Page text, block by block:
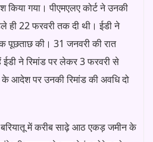
किया गया। पीएमएलए कोर्ट ने उनकी
ही 22 फरवरी तक दी थी। ईडी ने
पूछताछ की। 31 जनवरी की रात
ईडी ने रिमांड पर लेकर 3 फरवरी से
आदेश पर उनकी रिमांड की अवधि दो
बरियातू में करीब साढ़े आठ एकड़ जमीन के